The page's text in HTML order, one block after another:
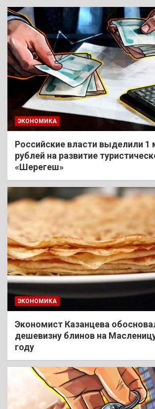
ЭКОНОМИКА
Российские власти выделили 1
рублей на развитие
«Шерегеш»
ЭКОНОМИКА
Экономист Казанцева
дешевизну блинов на
году